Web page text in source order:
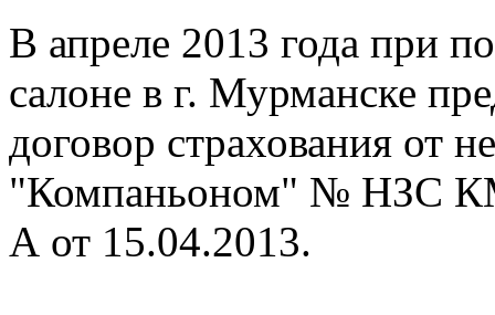
В апреле 2013 года при
салоне в г. Мурманске
договор страхования от
"Компаньоном" № НЗС
А от 15.04.2013.